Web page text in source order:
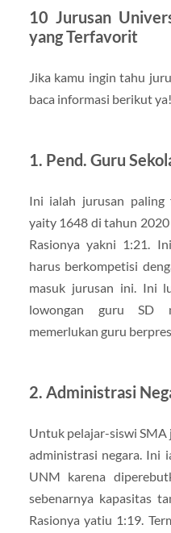
10 Jurusan
yang Terfavorit
Jika kamu ingin tahu
baca informasi berikut ya!
1. Pend. Guru
Ini ialah jurusan
yaity 1648 di tahun 2020
Rasionya yakni 1:21.
harus berkompetisi
masuk jurusan ini. Ini
lowongan guru SD
memerlukan guru
2. Administrasi
Untuk pelajar-siswi SMA
administrasi negara. Ini
UNM karena
sebenarnya kapasitas
Rasionya yatiu 1:19.